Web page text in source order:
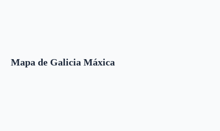
Mapa de Galicia Máxica